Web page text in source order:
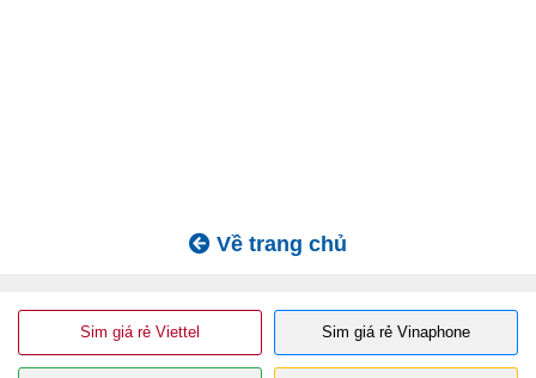
Về trang chủ
Sim giá rẻ Viettel Sim giá rẻ Vinaphone